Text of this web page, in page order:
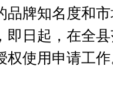
品牌知名度和
即日起，在全
权使用申请工